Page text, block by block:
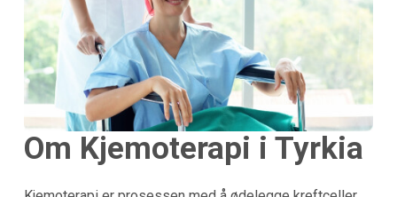
Om Kjemoterapi i Tyrkia